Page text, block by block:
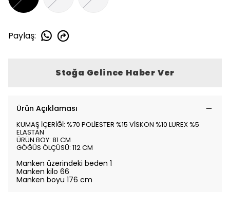
Paylaş:
Stoğa Gelince Haber Ver
Ürün Açıklaması
KUMAŞ İÇERİĞİ: %70 POLİESTER %15 VİSKON %10 LUREX %5
ELASTAN
ÜRÜN BOY: 81 CM
GÖĞÜS ÖLÇÜSÜ: 112 CM
Manken üzerindeki beden 1
Manken kilo 66
Manken boyu 176 cm